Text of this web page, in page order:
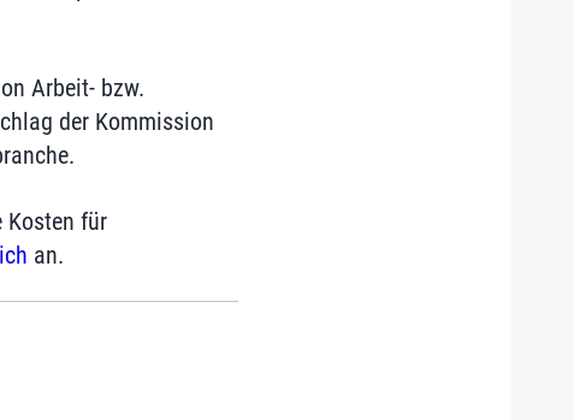
Arbeit- bzw.
der Kommission
Kosten für
an.